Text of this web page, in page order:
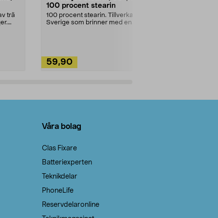
trä
100 procent stearin
100 procent stearin. Tillverkade i
Sverige som brinner med en
59,90
Våra bolag
Clas Fixare
Batteriexperten
Teknikdelar
PhoneLife
Reservdelaronline